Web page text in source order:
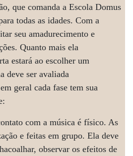
que comanda a Escola Domus
todas as idades. Com a
seu amadurecimento e
Quanto mais ela
estará ao escolher um
deve ser avaliada
geral cada fase tem sua
com a música é físico. As
e feitas em grupo. Ela deve
observar os efeitos de